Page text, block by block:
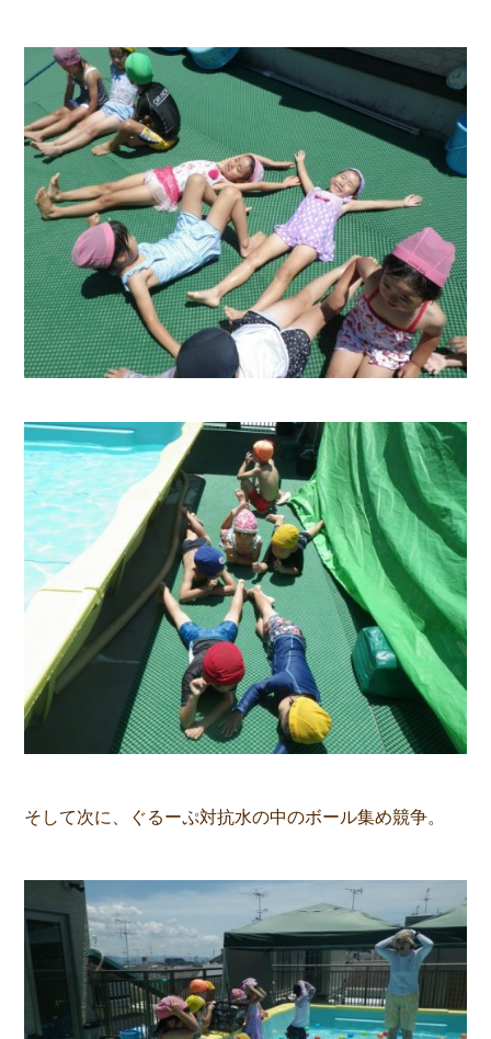
そして次に、ぐるーぷ対抗水の中のボール集め競争。